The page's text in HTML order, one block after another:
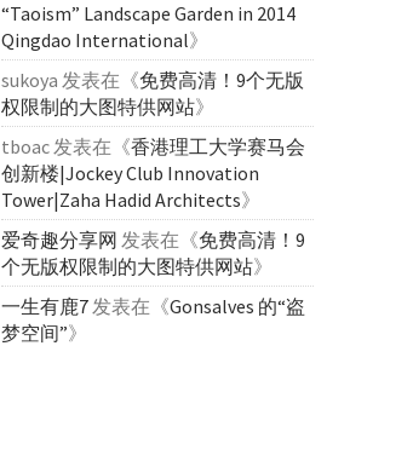
“Taoism” Landscape Garden in 2014
Qingdao International》
sukoya 发表在《免费高清！9个无版
权限制的大图特供网站》
tboac发表在《香港理工大学赛马会
创新楼|Jockey Club Innovation
Tower|Zaha Hadid Architects》
爱奇趣分享网 发表在《免费高清！9
个无版权限制的大图特供网站》
一生有鹿7发表在《Gonsalves 的“盗
梦空间”》